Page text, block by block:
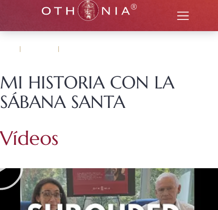
| |
MI HISTORIA CON LA
SÁBANA SANTA
Vídeos